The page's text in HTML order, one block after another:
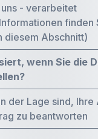
- verarbeitet
finden
diesem Abschnitt)
wenn Sie die
der Lage sind,
zu beantworten